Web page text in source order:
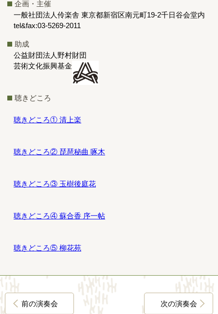
企画・主催
一般社団法人伶楽舎 東京都新宿区南元町19-2千日谷会堂内
tel&fax:03-5269-2011
助成
公益財団法人野村財団
芸術文化振興基金
聴きどころ
聴きどころ① 清上楽
聴きどころ② 琵琶秘曲 啄木
聴きどころ③ 玉樹後庭花
聴きどころ④ 蘇合香 序一帖
聴きどころ⑤ 柳花苑
前の演奏会 次の演奏会